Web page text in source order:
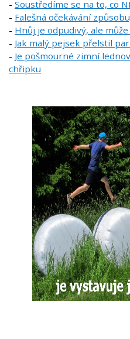
- Soustředíme se na to, co
- Falešná očekávání
- Hnůj je odpudivý, ale
- Jak malý pejsek přelstil
- Je pošmourné zimní
chřipku